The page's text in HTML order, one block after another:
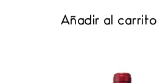
Añadir al carrito